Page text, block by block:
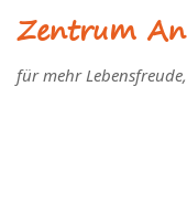
Zentrum
für mehr